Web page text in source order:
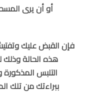
أو أن يرى
فإن القبض عليك
هذه الحالة
التلبس
ببراءتك من تلك